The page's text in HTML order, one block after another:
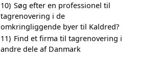
10) Søg efter en professionel til
tagrenovering i de
omkringliggende byer til Kaldred?
11) Find et firma til tagrenovering i
andre dele af Danmark